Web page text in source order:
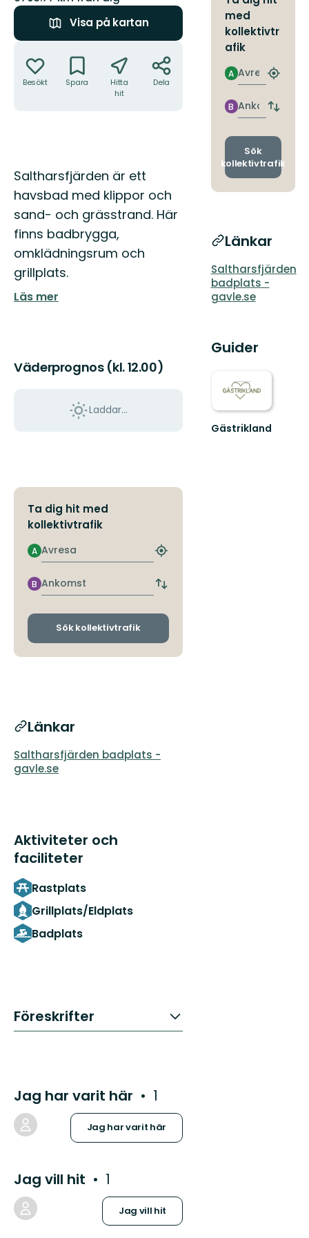
Visa på kartan
Besökt Spara
Hitta
hit
Dela
Beskrivning
Saltharsfjärden är ett
havsbad med klippor och
sand- och grässtrand. Här
finns badbrygga,
omklädningsrum och
grillplats.
Läs mer
Väderprognos (kl. 12.00)
Laddar...
Ta dig hit med
kollektivtrafik
Avresa
A
Hitta
hållplats
Ankomst
B
Byt
och
Sök kollektivtrafik
Länkar
Saltharsfjärden badplats -
gavle.se
Aktiviteter och
faciliteter
Rastplats
Grillplats/Eldplats
Badplats
Föreskrifter
Jag har varit här 1
Jag har varit här
Jag vill hit 1
Jag vill hit
med
kollektivtr
afik
Avresa
A
Hitta
Ankomst
B
Byt
och
Sök
kollektivtrafik
Länkar
Saltharsfjärden
badplats -
gavle.se
Guider
Gästrikland